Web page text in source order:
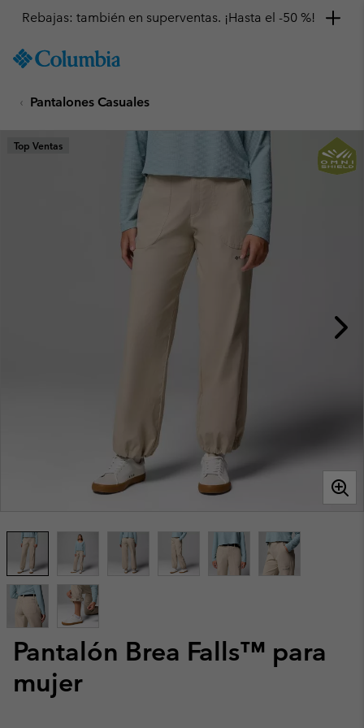
TO
SKIP
MAIN
NAV
Rebajas: también en superventas. ¡Hasta el -50 %!
Pantalones Casuales
Pantalón Brea Falls™ para
mujer
Top Ventas